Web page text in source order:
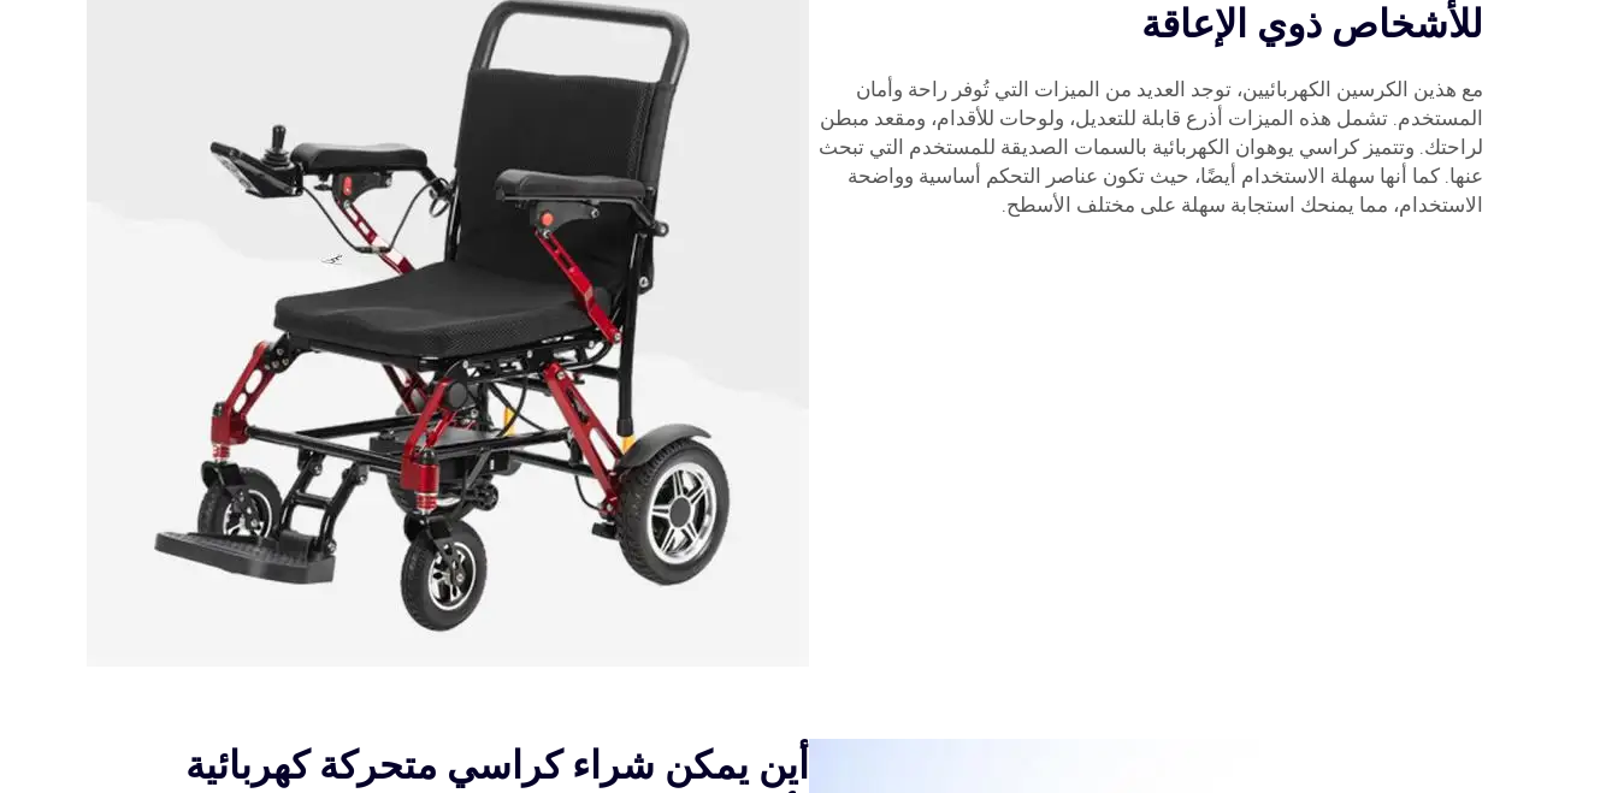
للأشخاص ذوي الإعاقة
مع هذين الكرسين الكهربائيين، توجد العديد من الميزات التي تُوفر راحة وأمان
المستخدم. تشمل هذه الميزات أذرع قابلة للتعديل، ولوحات للأقدام، ومقعد مبطن
لراحتك. وتتميز كراسي يوهوان الكهربائية بالسمات الصديقة للمستخدم التي تبحث
عنها. كما أنها سهلة الاستخدام أيضًا، حيث تكون عناصر التحكم أساسية وواضحة
الاستخدام، مما يمنحك استجابة سهلة على مختلف الأسطح.
أين يمكن شراء كراسي متحركة كهربائية